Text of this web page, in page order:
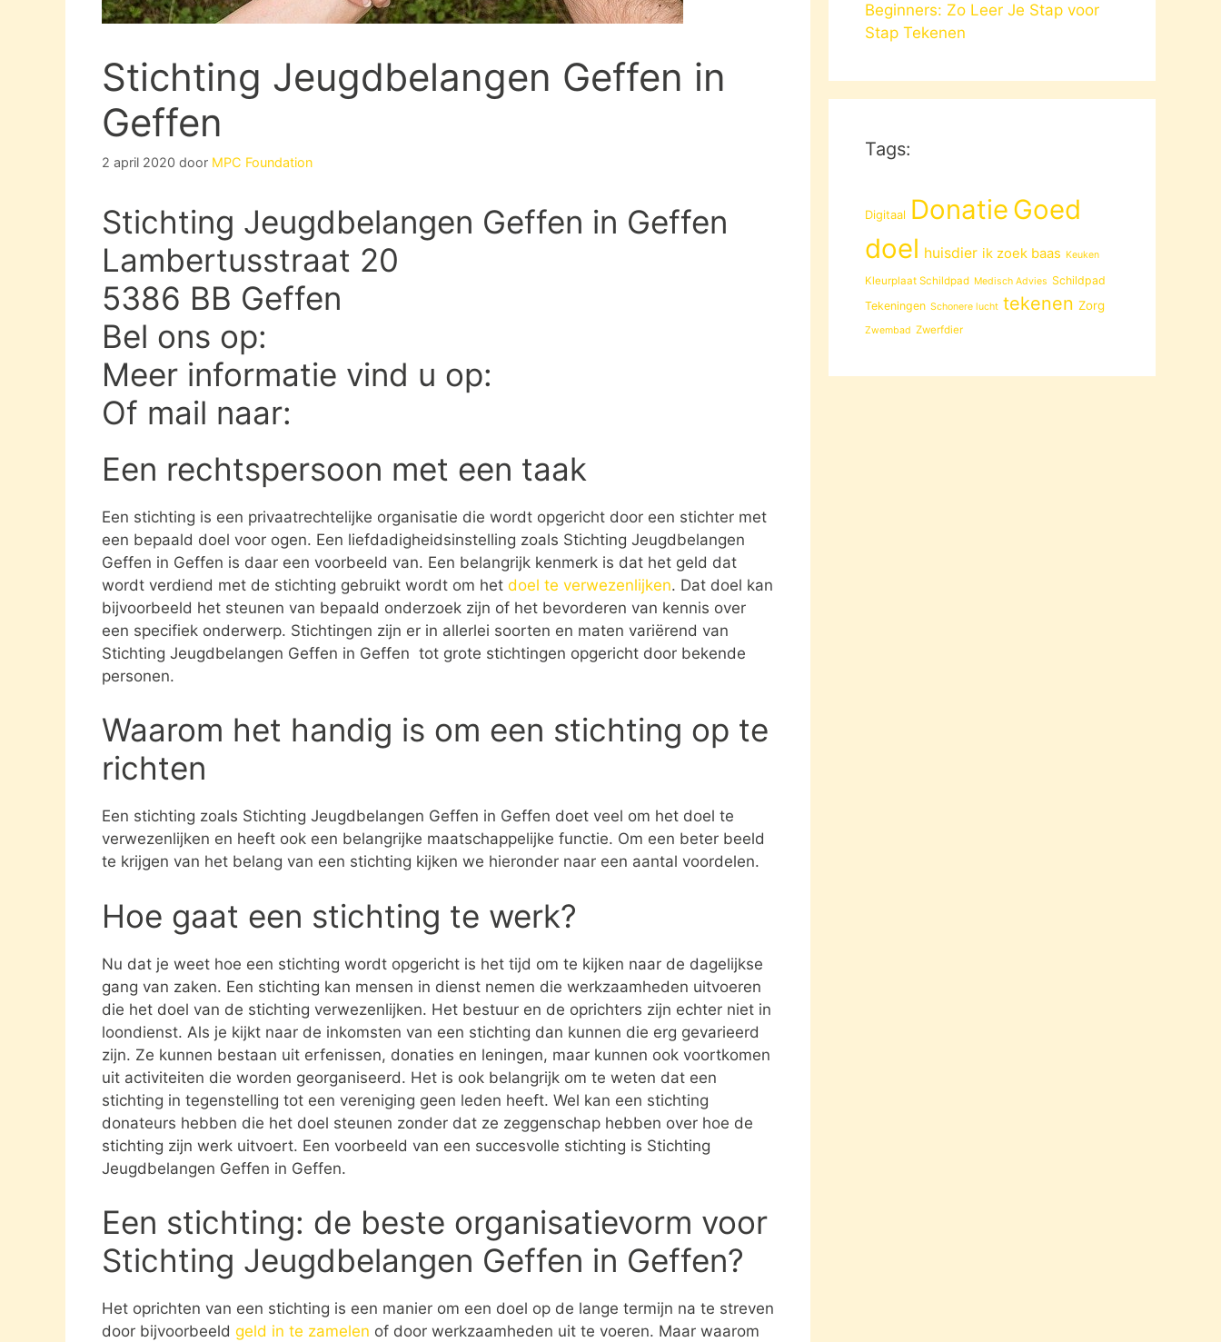
Stichting Jeugdbelangen Geffen in
Geffen
2 april 2020 door MPC Foundation
Stichting Jeugdbelangen Geffen in Geffen
Lambertusstraat 20
5386 BB Geffen
Bel ons op:
Meer informatie vind u op:
Of mail naar:
Een rechtspersoon met een taak
Een stichting is een privaatrechtelijke organisatie die wordt opgericht door een stichter met
een bepaald doel voor ogen. Een liefdadigheidsinstelling zoals Stichting Jeugdbelangen
Geffen in Geffen is daar een voorbeeld van. Een belangrijk kenmerk is dat het geld dat
wordt verdiend met de stichting gebruikt wordt om het doel te verwezenlijken. Dat doel kan
bijvoorbeeld het steunen van bepaald onderzoek zijn of het bevorderen van kennis over
een specifiek onderwerp. Stichtingen zijn er in allerlei soorten en maten variërend van
Stichting Jeugdbelangen Geffen in Geffen tot grote stichtingen opgericht door bekende
personen.
Waarom het handig is om een stichting op te
richten
Een stichting zoals Stichting Jeugdbelangen Geffen in Geffen doet veel om het doel te
verwezenlijken en heeft ook een belangrijke maatschappelijke functie. Om een beter beeld
te krijgen van het belang van een stichting kijken we hieronder naar een aantal voordelen.
Hoe gaat een stichting te werk?
Nu dat je weet hoe een stichting wordt opgericht is het tijd om te kijken naar de dagelijkse
gang van zaken. Een stichting kan mensen in dienst nemen die werkzaamheden uitvoeren
die het doel van de stichting verwezenlijken. Het bestuur en de oprichters zijn echter niet in
loondienst. Als je kijkt naar de inkomsten van een stichting dan kunnen die erg gevarieerd
zijn. Ze kunnen bestaan uit erfenissen, donaties en leningen, maar kunnen ook voortkomen
uit activiteiten die worden georganiseerd. Het is ook belangrijk om te weten dat een
stichting in tegenstelling tot een vereniging geen leden heeft. Wel kan een stichting
donateurs hebben die het doel steunen zonder dat ze zeggenschap hebben over hoe de
stichting zijn werk uitvoert. Een voorbeeld van een succesvolle stichting is Stichting
Jeugdbelangen Geffen in Geffen.
Een stichting: de beste organisatievorm voor
Stichting Jeugdbelangen Geffen in Geffen?
Het oprichten van een stichting is een manier om een doel op de lange termijn na te streven
door bijvoorbeeld geld in te zamelen of door werkzaamheden uit te voeren. Maar waarom
Beginners: Zo Leer Je Stap voor
Stap Tekenen
Tags:
Digitaal Donatie Goed
doel huisdier ik zoek baas Keuken
Kleurplaat Schildpad Medisch Advies Schildpad
Tekeningen Schonere lucht tekenen Zorg
Zwembad Zwerfdier